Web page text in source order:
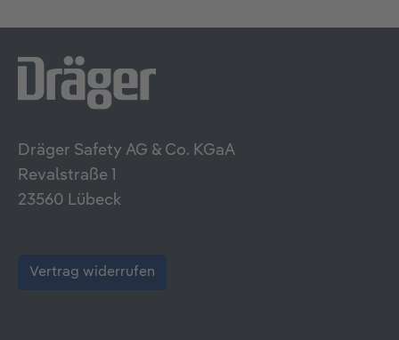
Dräger Safety AG & Co. KGaA
Revalstraße 1
23560 Lübeck
Vertrag widerrufen